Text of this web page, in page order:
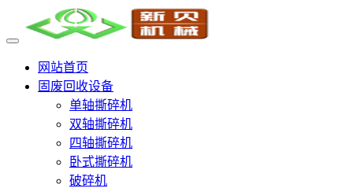
网站首页
固废回收设备
单轴撕碎机
双轴撕碎机
四轴撕碎机
卧式撕碎机
破碎机